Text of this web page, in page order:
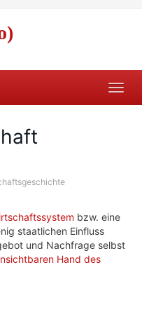
bzw. eine
staatlichen Einfluss
und Nachfrage selbst
Hand des